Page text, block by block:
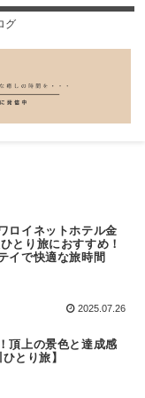
グ
ロイネットホテル金
とり旅におすすめ！
イで快適な旅時間
2025.07.26
頂上の景色と達成感
ひとり旅】